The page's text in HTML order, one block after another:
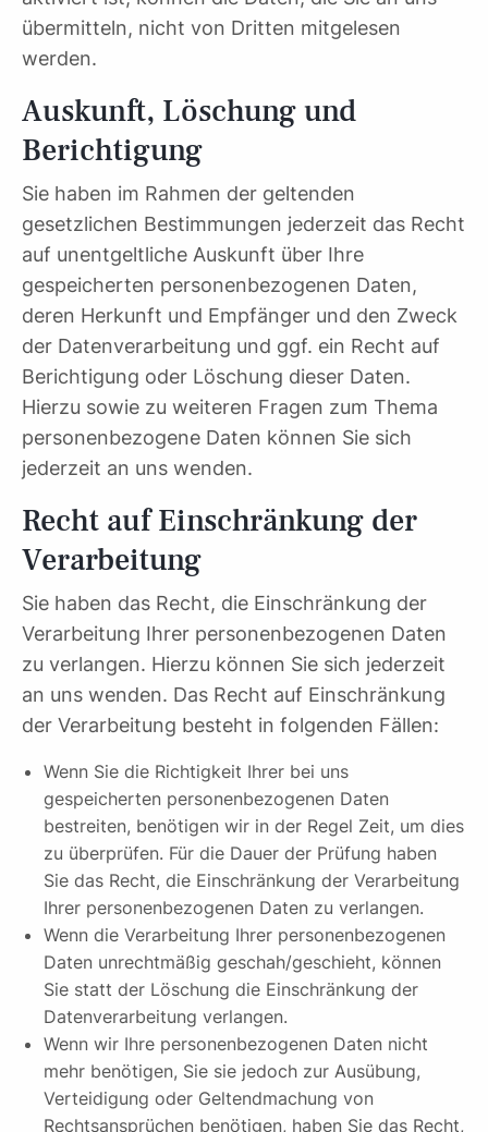
übermitteln, nicht von Dritten mitgelesen
werden.
Auskunft, Löschung und
Berichtigung
Sie haben im Rahmen der geltenden
gesetzlichen Bestimmungen jederzeit das Recht
auf unentgeltliche Auskunft über Ihre
gespeicherten personenbezogenen Daten,
deren Herkunft und Empfänger und den Zweck
der Datenverarbeitung und ggf. ein Recht auf
Berichtigung oder Löschung dieser Daten.
Hierzu sowie zu weiteren Fragen zum Thema
personenbezogene Daten können Sie sich
jederzeit an uns wenden.
Recht auf Einschränkung der
Verarbeitung
Sie haben das Recht, die Einschränkung der
Verarbeitung Ihrer personenbezogenen Daten
zu verlangen. Hierzu können Sie sich jederzeit
an uns wenden. Das Recht auf Einschränkung
der Verarbeitung besteht in folgenden Fällen:
Wenn Sie die Richtigkeit Ihrer bei uns
gespeicherten personenbezogenen Daten
bestreiten, benötigen wir in der Regel Zeit, um dies
zu überprüfen. Für die Dauer der Prüfung haben
Sie das Recht, die Einschränkung der Verarbeitung
Ihrer personenbezogenen Daten zu verlangen.
Wenn die Verarbeitung Ihrer personenbezogenen
Daten unrechtmäßig geschah/geschieht, können
Sie statt der Löschung die Einschränkung der
Datenverarbeitung verlangen.
Wenn wir Ihre personenbezogenen Daten nicht
mehr benötigen, Sie sie jedoch zur Ausübung,
Verteidigung oder Geltendmachung von
Rechtsansprüchen benötigen, haben Sie das Recht,